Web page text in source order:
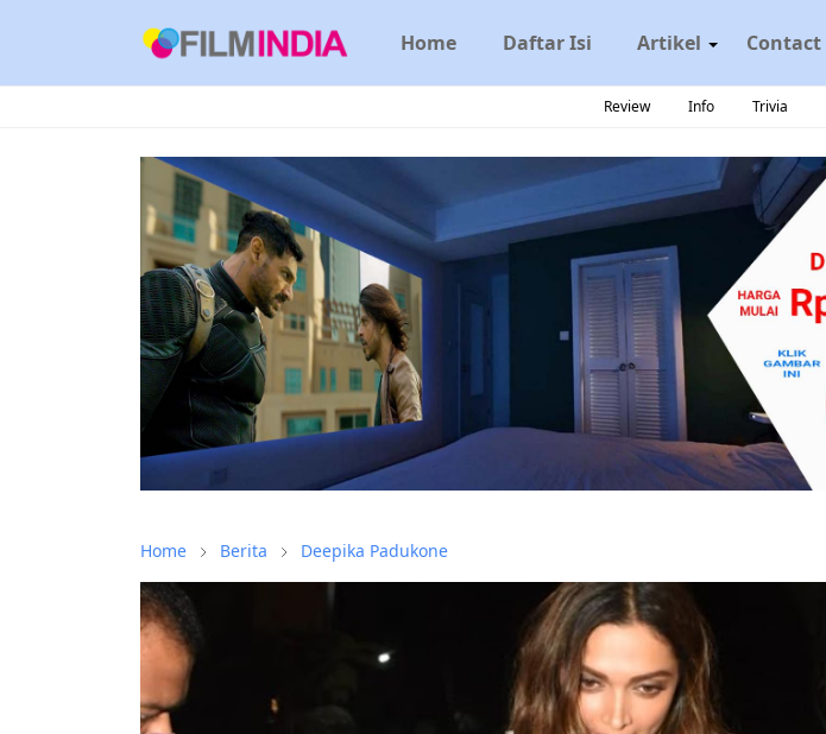
Home Daftar Isi Artikel Contact
Review Info Trivia
Home Berita Deepika Padukone